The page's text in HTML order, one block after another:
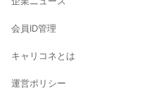
会員ID管理
キャリコネとは
運営ポリシー